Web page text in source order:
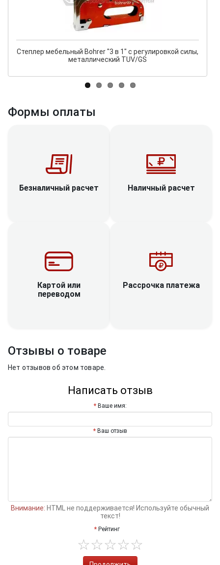
Степлер мебельный Bohrer "3 в 1" с регулировкой силы,
металлический TUV/GS
Формы оплаты
Безналичный расчет Наличный расчет
Картой или
переводом
Рассрочка платежа
Отзывы о товаре
Нет отзывов об этом товаре.
Написать отзыв
Ваше имя:
Ваш отзыв
Внимание: HTML не поддерживается! Используйте обычный
текст!
Рейтинг